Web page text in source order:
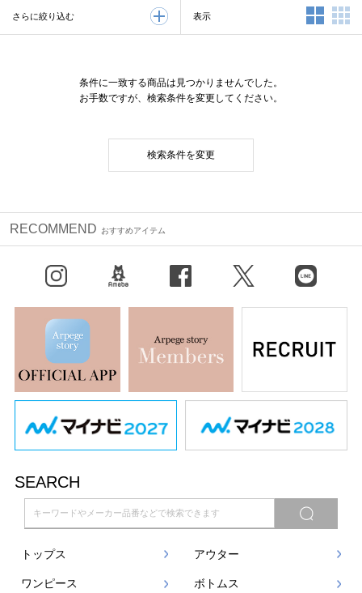
さらに絞り込む 表示 2列表示
条件に一致する商品は見つかりませんでした。
お手数ですが、検索条件を変更してください。
検索条件を変更
RECOMMEND おすすめアイテム
X（旧Twitter） LINE
SEARCH
トップス アウター
ワンピース ボトムス